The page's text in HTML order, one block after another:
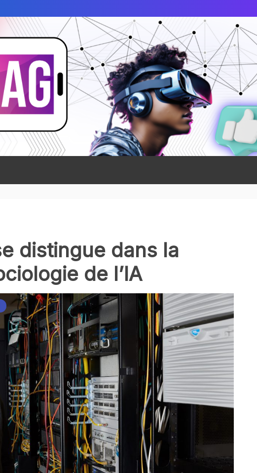
distingue dans la
de l’IA